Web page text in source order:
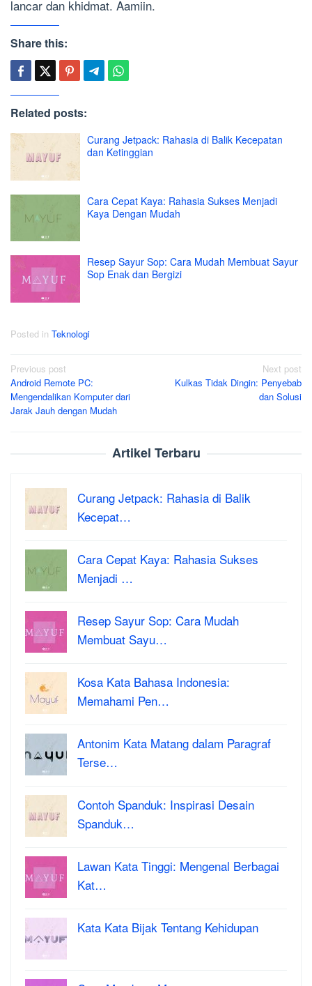
lancar dan khidmat. Aamiin.
Share this:
Related posts:
Curang Jetpack: Rahasia di Balik Kecepatan
dan Ketinggian
Cara Cepat Kaya: Rahasia Sukses Menjadi
Kaya Dengan Mudah
Resep Sayur Sop: Cara Mudah Membuat Sayur
Sop Enak dan Bergizi
Posted in Teknologi
Post
navigation
Previous post
Android Remote PC:
Mengendalikan Komputer dari
Jarak Jauh dengan Mudah
Next post
Kulkas Tidak Dingin: Penyebab
dan Solusi
Artikel Terbaru
Curang Jetpack: Rahasia di Balik
Kecepat…
Cara Cepat Kaya: Rahasia Sukses
Menjadi …
Resep Sayur Sop: Cara Mudah
Membuat Sayu…
Kosa Kata Bahasa Indonesia:
Memahami Pen…
Antonim Kata Matang dalam Paragraf
Terse…
Contoh Spanduk: Inspirasi Desain
Spanduk…
Lawan Kata Tinggi: Mengenal Berbagai
Kat…
Kata Kata Bijak Tentang Kehidupan